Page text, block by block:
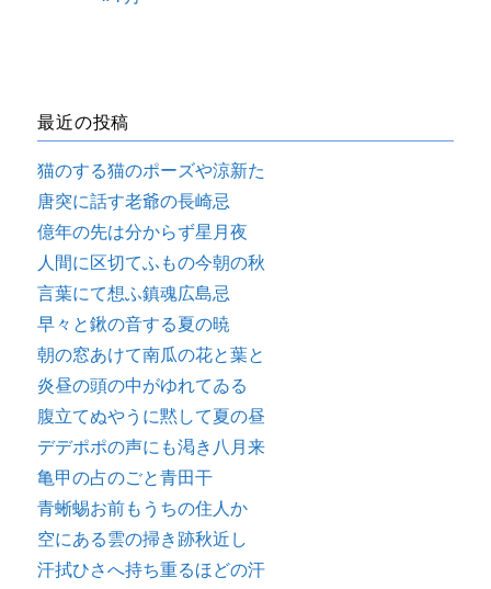
最近の投稿
猫のする猫のポーズや涼新た
唐突に話す老爺の長崎忌
億年の先は分からず星月夜
人間に区切てふもの今朝の秋
言葉にて想ふ鎮魂広島忌
早々と鍬の音する夏の暁
朝の窓あけて南瓜の花と葉と
炎昼の頭の中がゆれてゐる
腹立てぬやうに黙して夏の昼
デデポポの声にも渇き八月来
亀甲の占のごと青田干
青蜥蜴お前もうちの住人か
空にある雲の掃き跡秋近し
汗拭ひさへ持ち重るほどの汗